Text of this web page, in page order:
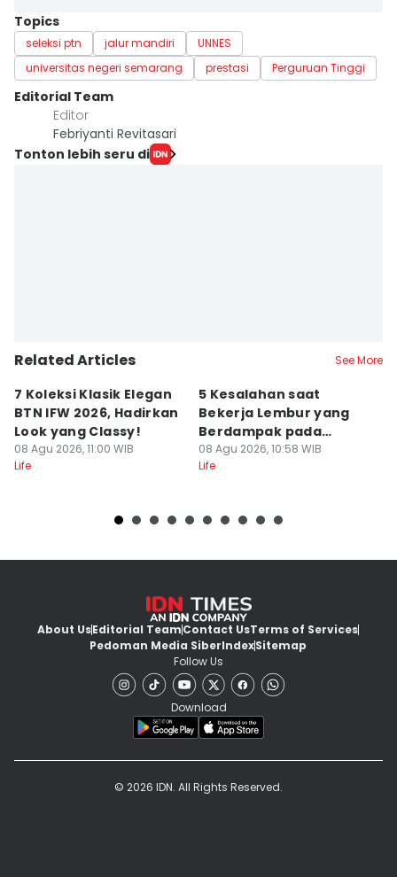
Topics
seleksi ptn jalur mandiri
UNNES
universitas negeri semarang
prestasi Perguruan Tinggi
Editorial Team
Editor
Febriyanti Revitasari
Tonton lebih seru di
Related Articles See More
7 Koleksi Klasik Elegan
BTN IFW 2026, Hadirkan
Look yang Classy!
08 Agu 2026, 11:00 WIB
Life
5 Kesalahan saat
Bekerja Lembur yang
Berdampak pada
Produktivitas
08 Agu 2026, 10:58 WIB
Life
About UsEditorial TeamContact UsTerms of Services
Pedoman Media SiberIndexSitemap
Follow Us
Download
© 2026 IDN. All Rights Reserved.